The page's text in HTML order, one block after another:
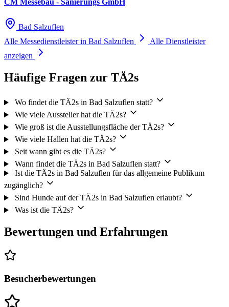
CM Messebau - Sanierungs GmbH
Bad Salzuflen
Alle Messedienstleister in Bad Salzuflen
Alle Dienstleister
anzeigen
Häufige Fragen zur TÄ2s
Wo findet die TÄ2s in Bad Salzuflen statt?
Wie viele Aussteller hat die TÄ2s?
Wie groß ist die Ausstellungsfläche der TÄ2s?
Wie viele Hallen hat die TÄ2s?
Seit wann gibt es die TÄ2s?
Wann findet die TÄ2s in Bad Salzuflen statt?
Ist die TÄ2s in Bad Salzuflen für das allgemeine Publikum
zugänglich?
Sind Hunde auf der TÄ2s in Bad Salzuflen erlaubt?
Was ist die TÄ2s?
Bewertungen und Erfahrungen
Besucherbewertungen